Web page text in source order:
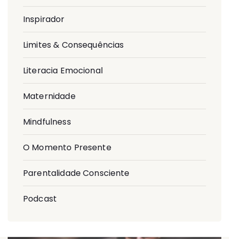
Inspirador
Limites & Consequências
Literacia Emocional
Maternidade
Mindfulness
O Momento Presente
Parentalidade Consciente
Podcast